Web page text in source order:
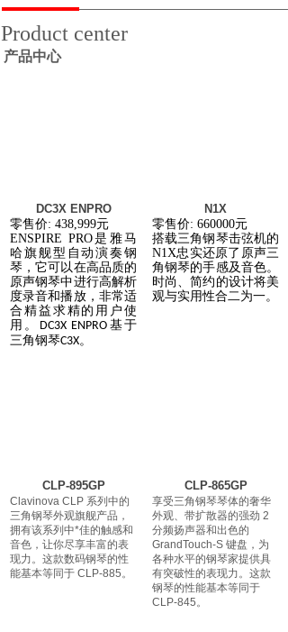
Product center
产品中心
DC3X ENPRO
零售价: 438,999元
ENSPIRE PRO是雅马
哈旗舰型自动演奏钢
琴，它可以在高品质的
原声钢琴中进行高解析
度录音和播放，非常适
合精益求精的用户使
用。 DC3X ENPRO 基于
三角钢琴C3X。
N1X
零售价: 660000元
搭载三角钢琴击弦机的
N1X忠实还原了原声三
角钢琴的手感及音色。
时尚、简约的设计将美
观与实用性合二为一。
CLP-895GP
Clavinova CLP 系列中的
三角钢琴外观旗舰产品，
拥有该系列中*佳的触感和
音色，让你尽享丰富的表
现力。这款数码钢琴的性
能基本等同于 CLP-885。
CLP-865GP
享受三角钢琴琴体的奢华
外观、带扩散器的强劲 2
分频扬声器和出色的
GrandTouch-S 键盘，为
各种水平的钢琴家提供具
有突破性的表现力。这款
钢琴的性能基本等同于
CLP-845。